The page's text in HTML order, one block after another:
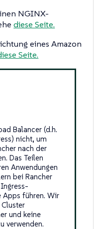
NGINX-
diese Seite.
eines Amazon
Seite.
Balancer (d.h.
nicht, um
nach der
Das Teilen
Anwendungen
bei Rancher
führen. Wir
Cluster
und keine
verwenden.